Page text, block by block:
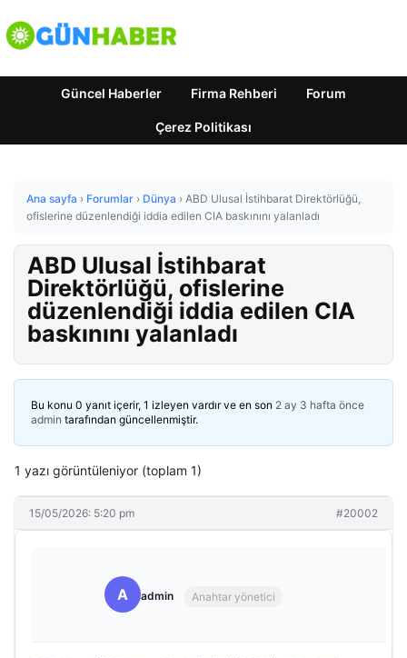
Güncel Haberler Firma Rehberi Forum
Çerez Politikası
Ana sayfa › Forumlar › Dünya › ABD Ulusal İstihbarat Direktörlüğü,
ofislerine düzenlendiği iddia edilen CIA baskınını yalanladı
ABD Ulusal İstihbarat
Direktörlüğü, ofislerine
düzenlendiği iddia edilen CIA
baskınını yalanladı
Bu konu 0 yanıt içerir, 1 izleyen vardır ve en son 2 ay 3 hafta önce
admin tarafından güncellenmiştir.
1 yazı görüntüleniyor (toplam 1)
15/05/2026: 5:20 pm #20002
A admin Anahtar yönetici